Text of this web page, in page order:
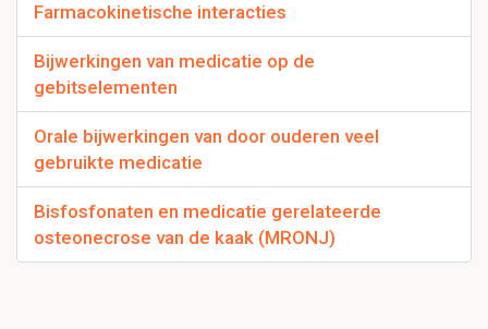
Farmacokinetische interacties
Bijwerkingen van medicatie op de
gebitselementen
Orale bijwerkingen van door ouderen veel
gebruikte medicatie
Bisfosfonaten en medicatie gerelateerde
osteonecrose van de kaak (MRONJ)